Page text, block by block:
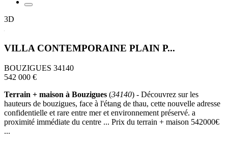
3D
VILLA CONTEMPORAINE PLAIN P...
BOUZIGUES 34140
542 000 €
Terrain + maison à Bouzigues (34140) - Découvrez sur les
hauteurs de bouzigues, face à l'étang de thau, cette nouvelle adresse
confidentielle et rare entre mer et environnement préservé. a
proximité immédiate du centre ... Prix du terrain + maison 542000€
...